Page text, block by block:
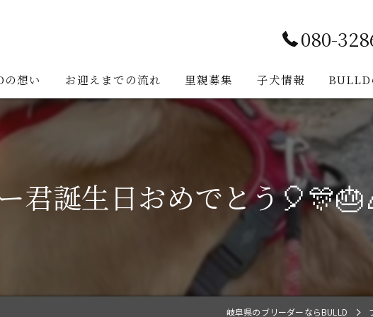
080-
想い お迎えまでの流れ 里親募集 子犬情報 BULLD
フレン
ゴールデ
ビション
君誕生日おめでとう
岐阜県のブリーダーならBULLD